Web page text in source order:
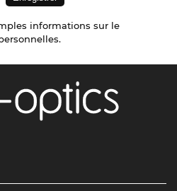
informations sur le